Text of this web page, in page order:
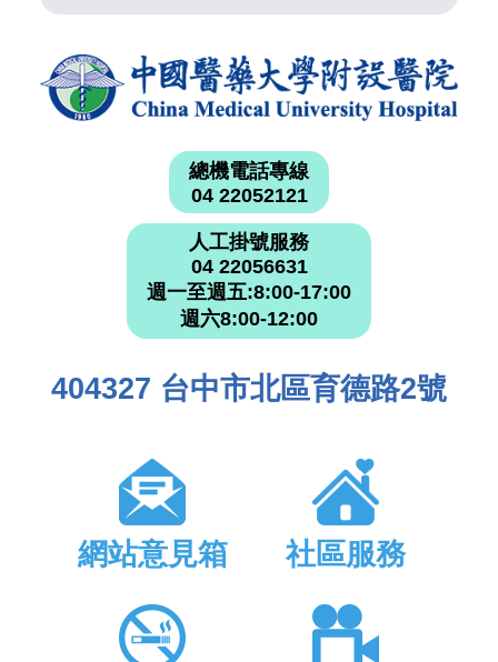
總機電話專線
04 22052121
人工掛號服務
04 22056631
週一至週五:8:00-17:00
週六8:00-12:00
404327 台中市北區育德路2號
網站意見箱 社區服務